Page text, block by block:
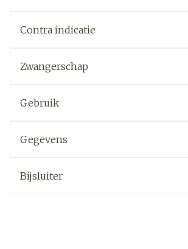
Contra indicatie
Zwangerschap
Gebruik
Gegevens
Bijsluiter